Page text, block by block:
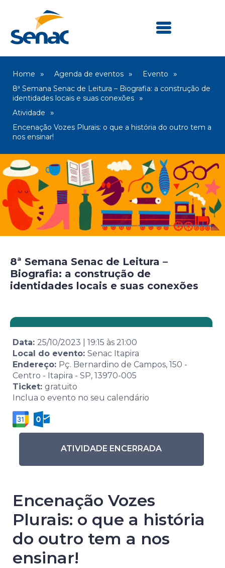
Home Agenda de eventos
Evento
8ª Semana Senac de Leitura – Biografia: a construção de
identidades locais e suas conexões
Atividade
Encenação Vozes Plurais: o que a história do outro tem a
nos ensinar!
8ª Semana Senac de Leitura –
Biografia: a construção de
identidades locais e suas conexões
Data: 25/10/2023 19:15 às 21:00
Local do evento: Senac Itapira
Endereço: Pç. Bernardino de Campos, 150 -
Centro - Itapira - SP, 13970-005
Ticket: gratuito
Inclua o evento no seu calendário
ATIVIDADE ENCERRADA
Encenação Vozes
Plurais: o que a história
do outro tem a nos
ensinar!